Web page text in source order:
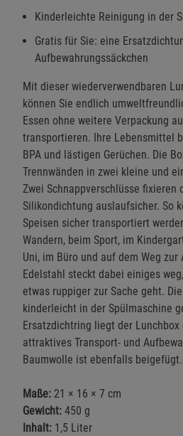
Kinderleichte Reinigung in der
Gratis für Sie: eine
Aufbewahrungssäckchen
Mit dieser wiederverwendbaren
können Sie endlich
Essen ohne weitere Verpackung
transportieren. Ihre Lebensmittel
BPA und lästigen Gerüchen. Die
Trennwänden in zwei kleine und
Zwei Schnappverschlüsse fixieren
Silikondichtung auslaufsicher. So
Speisen sicher transportiert
Wandern, beim Sport, im
Uni, im Büro und auf dem Weg
Edelstahl steckt dabei einiges
etwas ruppiger zur Sache geht.
kinderleicht in der Spülmaschine
Ersatzdichtring liegt der Lunchbox
attraktives Transport- und
Baumwolle ist ebenfalls beigefügt.
Maße: 21 × 16 × 7 cm
Gewicht: 450 g
Inhalt: 1,5 Liter